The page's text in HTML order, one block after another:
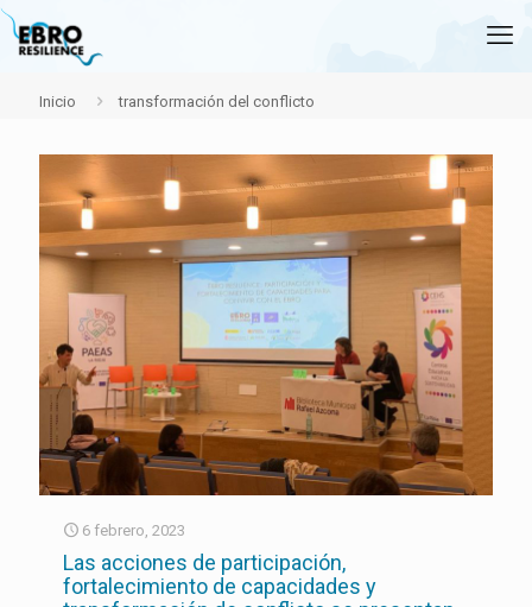
Inicio transformación del conflicto
6 febrero, 2023
Las acciones de participación,
fortalecimiento de capacidades y